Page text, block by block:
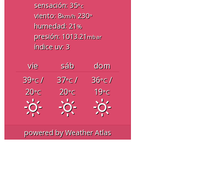
sensación: 35°c
viento: 8km/h230°
humedad: 21 %
presión: 1013.21 mbar
índice uv: 3
vie sáb
dom
39°C/
20°C
37°C/
20°C
36°C/
19°C
powered byWeather Atlas